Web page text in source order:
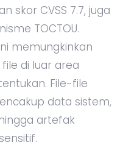
skor CVSS 7.7, juga
TOCTOU.
memungkinkan
di luar area
File-file
data sistem,
artefak